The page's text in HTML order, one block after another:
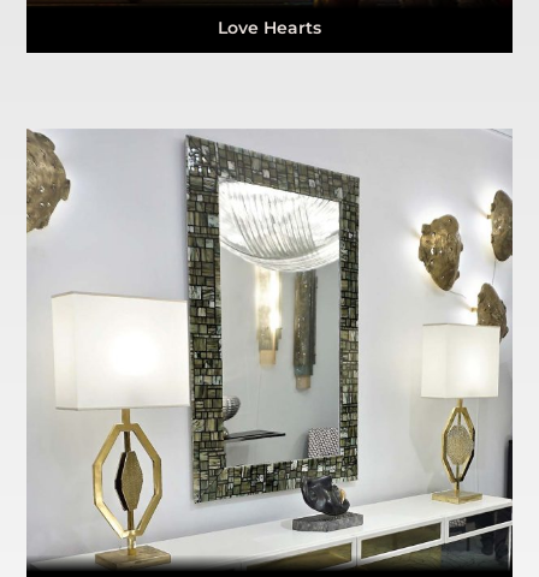
Love Hearts